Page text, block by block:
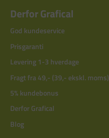
Derfor Grafical
God kundeservice
Prisgaranti
Levering 1-3 hverdage
Fragt fra 49,- (39,- ekskl. moms)
5% kundebonus
Derfor Grafical
Blog